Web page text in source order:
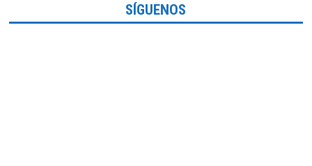
SÍGUENOS